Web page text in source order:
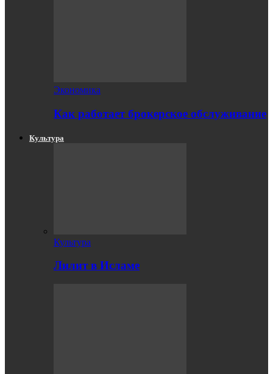
Экономика
Как работает брокерское обслуживание
Культура
Культура
Лилит в Исламе